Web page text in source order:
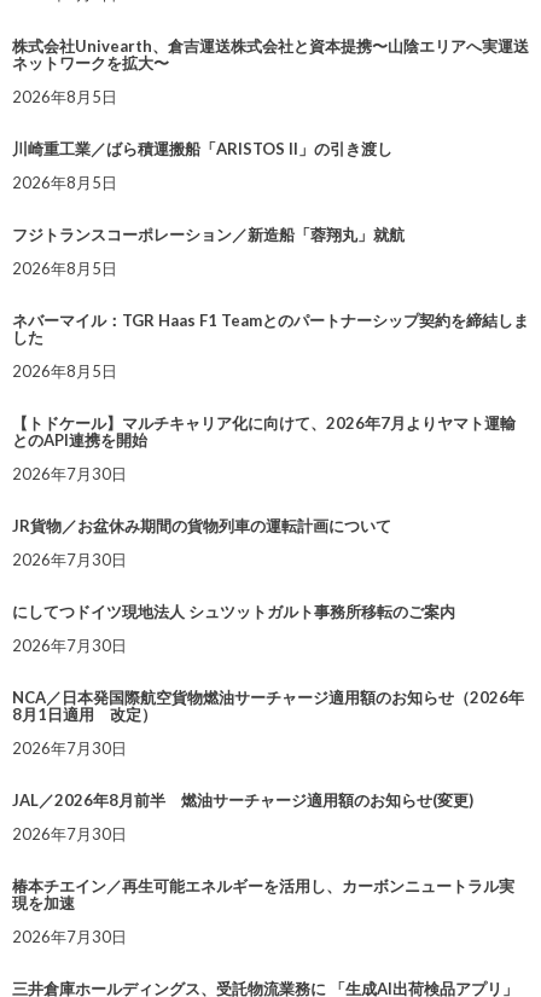
株式会社Univearth、倉吉運送株式会社と資本提携〜山陰エリアへ実運送
ネットワークを拡大〜
2026年8月5日
川崎重工業／ばら積運搬船「ARISTOS II」の引き渡し
2026年8月5日
フジトランスコーポレーション／新造船「蓉翔丸」就航
2026年8月5日
ネバーマイル：TGR Haas F1 Teamとのパートナーシップ契約を締結しま
した
2026年8月5日
【トドケール】マルチキャリア化に向けて、2026年7月よりヤマト運輸
とのAPI連携を開始
2026年7月30日
JR貨物／お盆休み期間の貨物列車の運転計画について
2026年7月30日
にしてつドイツ現地法人 シュツットガルト事務所移転のご案内
2026年7月30日
NCA／日本発国際航空貨物燃油サーチャージ適用額のお知らせ（2026年
8月1日適用 改定）
2026年7月30日
JAL／2026年8月前半 燃油サーチャージ適用額のお知らせ(変更)
2026年7月30日
椿本チエイン／再生可能エネルギーを活用し、カーボンニュートラル実
現を加速
2026年7月30日
三井倉庫ホールディングス、受託物流業務に 「生成AI出荷検品アプリ」